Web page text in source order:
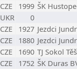
CZE 1999 ŠK
UKR
0
CZE 1927 Jezdci
CZE 1880 Jezdci
CZE 1690 TJ Sokol
CZE 1752 ŠK Duras